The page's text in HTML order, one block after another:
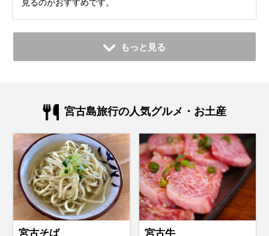
見るのがおすすめです。
もっと見る
宮古島旅行の人気グルメ・お土産
宮古そば 宮古牛